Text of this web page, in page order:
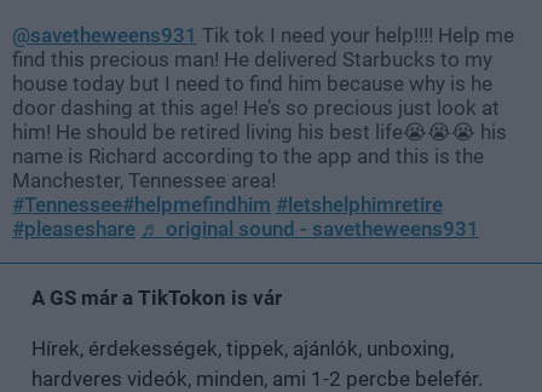
@savetheweens931 Tik tok I need your help!!!! Help me
find this precious man! He delivered Starbucks to my
house today but I need to find him because why is he
door dashing at this age! He’s so precious just look at
him! He should be retired living his best life😭😭😭 his
name is Richard according to the app and this is the
Manchester, Tennessee area!
#Tennessee#helpmefindhim #letshelphimretire
#pleaseshare ♬ original sound - savetheweens931
A GS már a TikTokon is vár
Hírek, érdekességek, tippek, ajánlók, unboxing,
hardveres videók, minden, ami 1-2 percbe belefér.